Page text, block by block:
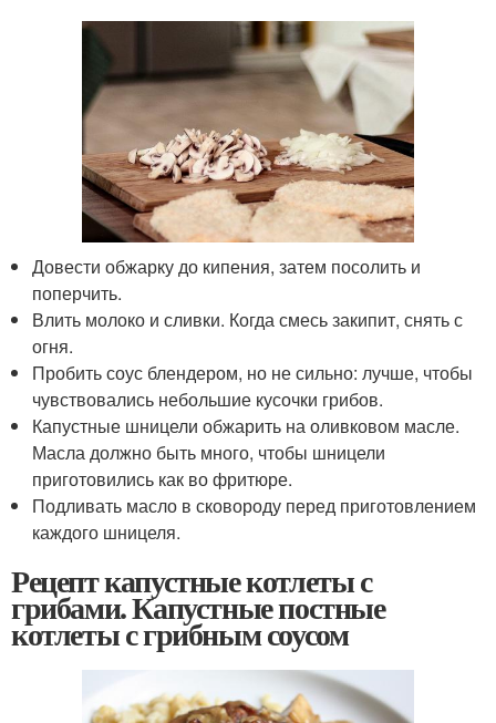
Довести обжарку до кипения, затем посолить и
поперчить.
Влить молоко и сливки. Когда смесь закипит, снять с
огня.
Пробить соус блендером, но не сильно: лучше, чтобы
чувствовались небольшие кусочки грибов.
Капустные шницели обжарить на оливковом масле.
Масла должно быть много, чтобы шницели
приготовились как во фритюре.
Подливать масло в сковороду перед приготовлением
каждого шницеля.
Рецепт капустные котлеты с
грибами. Капустные постные
котлеты с грибным соусом